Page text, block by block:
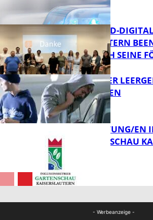
FB News
FB News
MITTELSTAND-
KAISERSLAUTERN
ERFOLGREICH SEINE
TRANSPORTER
SUCHT ZEUGEN
VERANSTALTUNG/EN
DER GARTENSCHAU
- Werbeanzeige -